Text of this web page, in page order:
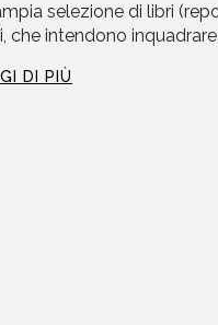
selezione di libri
che intendono
DI PIÙ